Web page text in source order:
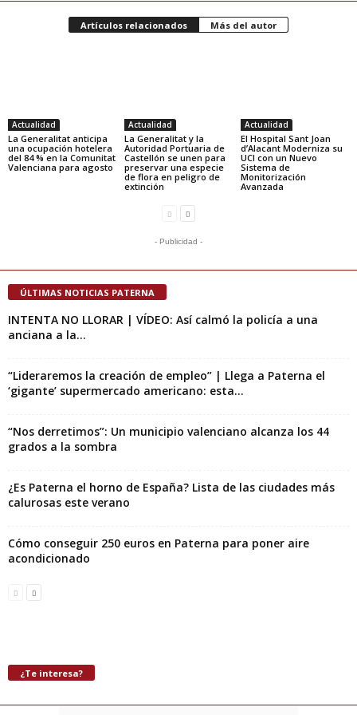
Artículos relacionados Más del autor
Actualidad
La Generalitat anticipa
una ocupación hotelera
del 84 % en la Comunitat
Valenciana para agosto
Actualidad
La Generalitat y la
Autoridad Portuaria de
Castellón se unen para
preservar una especie
de flora en peligro de
extinción
Actualidad
El Hospital Sant Joan
d’Alacant Moderniza su
UCI con un Nuevo
Sistema de
Monitorización
Avanzada
- Publicidad -
ÚLTIMAS NOTICIAS PATERNA
INTENTA NO LLORAR | VÍDEO: Así calmó la policía a una
anciana a la...
“Lideraremos la creación de empleo” | Llega a Paterna el
‘gigante’ supermercado americano: esta...
“Nos derretimos”: Un municipio valenciano alcanza los 44
grados a la sombra
¿Es Paterna el horno de España? Lista de las ciudades más
calurosas este verano
Cómo conseguir 250 euros en Paterna para poner aire
acondicionado
¿Te interesa?